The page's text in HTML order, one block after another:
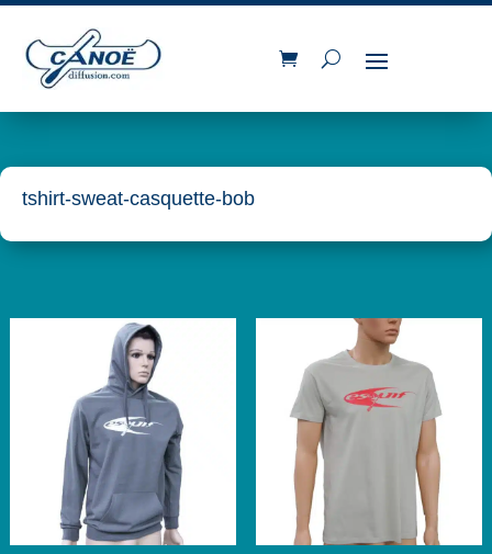
tshirt-sweat-casquette-bob